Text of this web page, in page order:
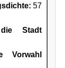
57
Stadt
Vorwahl